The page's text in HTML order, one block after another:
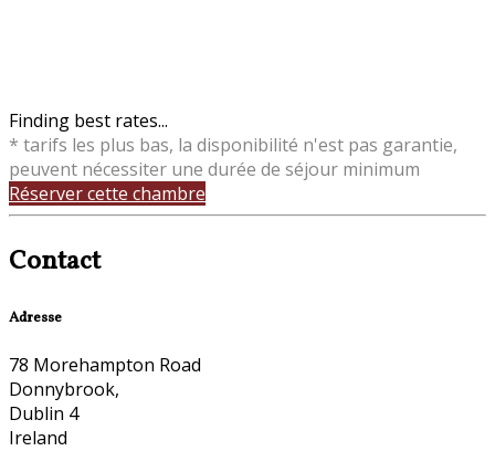
Finding best rates...
* tarifs les plus bas, la disponibilité n'est pas garantie,
peuvent nécessiter une durée de séjour minimum
Réserver cette chambre
Contact
Adresse
78 Morehampton Road
Donnybrook,
Dublin 4
Ireland